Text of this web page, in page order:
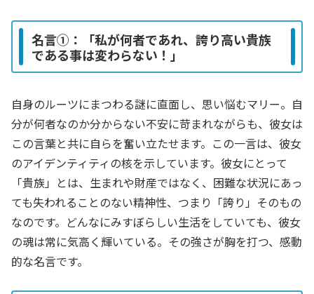
名言①：「私が何者であれ、誇り高い貴族
である事は変わらない！」
自身のルーツにまつわる謎に直面し、思い悩むマリー。自
分が何者なのか分からない不安に苛まれながらも、彼女は
この言葉と共に自らを奮い立たせます。この一言は、彼女
のアイデンティティの核を示しています。彼女にとって
「貴族」とは、生まれや財産ではなく、困難な状況にあっ
ても失われることのない精神性、つまり「誇り」そのもの
なのです。どんなにみすぼらしい生活をしていても、彼女
の魂は常に気高く輝いている。その強さが胸を打つ、感動
的な名言です。